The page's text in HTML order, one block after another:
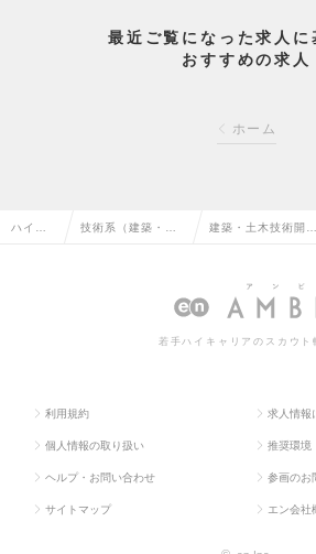
最近ご覧になった求人に
おすすめの求人
ホーム
ハイク 技術系（建築・設 建築・土木技術開
ントの転職
若手ハイキャリアのスカウト
利用規約 求人情報
個人情報の取り扱い 推奨環境
ヘルプ・お問い合わせ 参画のお
サイトマップ エン会社